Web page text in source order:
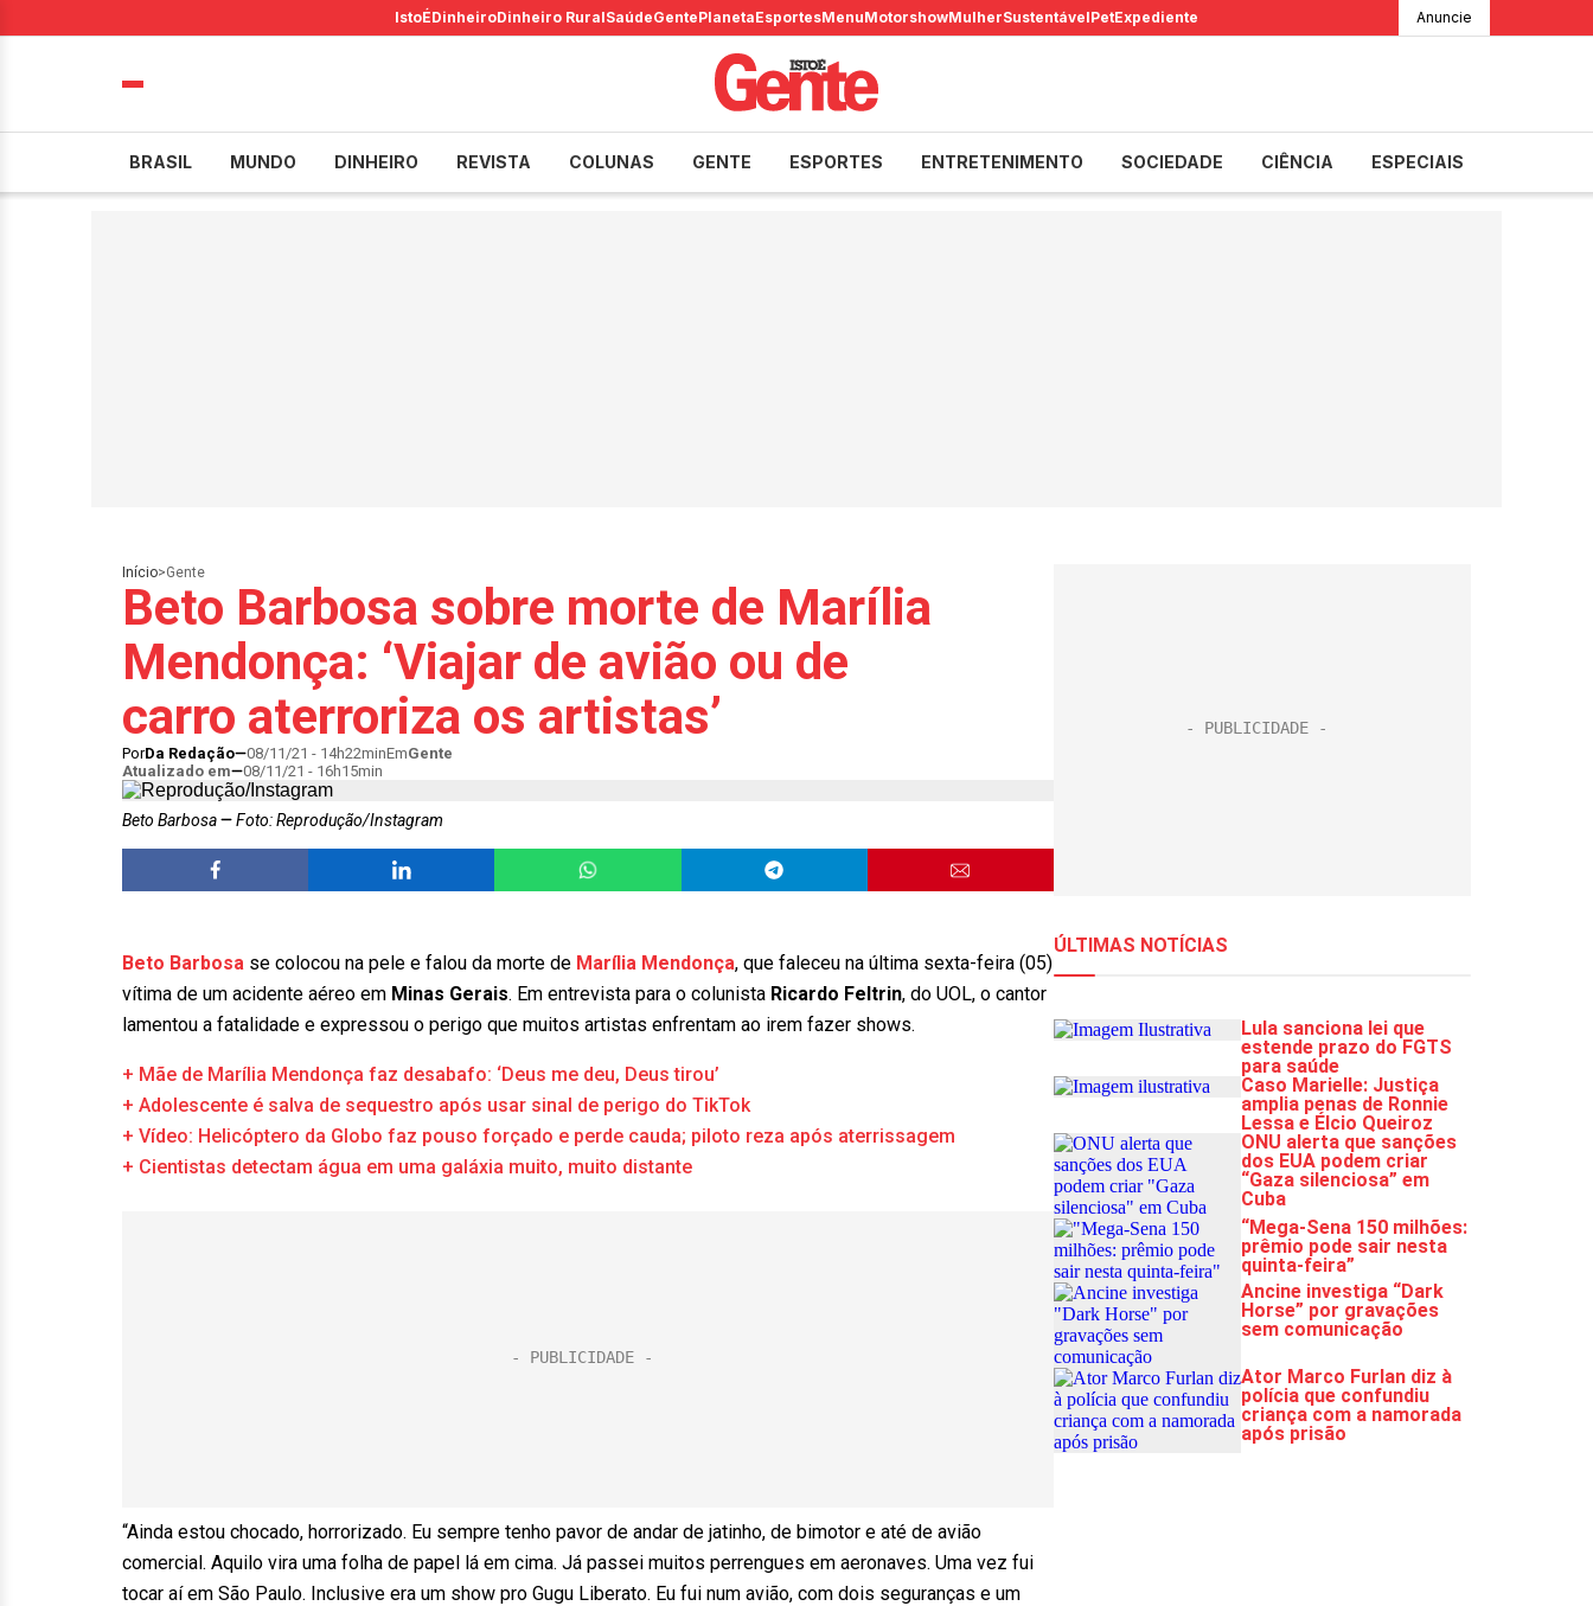
IstoÉDinheiroDinheiro RuralSaúdeGentePlanetaEsportesMenuMotorshowMulherSustentávelPetExpediente Anuncie
BRASIL MUNDO DINHEIRO REVISTA COLUNAS GENTE ESPORTES ENTRETENIMENTO SOCIEDADE CIÊNCIA ESPECIAIS
Início>Gente
Beto Barbosa sobre morte de Marília
Mendonça: ‘Viajar de avião ou de
carro aterroriza os artistas’
PorDa Redação 08/11/21 - 14h22minEmGente
Atualizado em
08/11/21 - 16h15min
Beto Barbosa Foto: Reprodução/Instagram
Beto Barbosa se colocou na pele e falou da morte de Marília Mendonça, que faleceu na última sexta-feira (05)
vítima de um acidente aéreo em Minas Gerais. Em entrevista para o colunista Ricardo Feltrin, do UOL, o cantor
lamentou a fatalidade e expressou o perigo que muitos artistas enfrentam ao irem fazer shows.
+ Mãe de Marília Mendonça faz desabafo: ‘Deus me deu, Deus tirou’
+ Adolescente é salva de sequestro após usar sinal de perigo do TikTok
+ Vídeo: Helicóptero da Globo faz pouso forçado e perde cauda; piloto reza após aterrissagem
+ Cientistas detectam água em uma galáxia muito, muito distante
“Ainda estou chocado, horrorizado. Eu sempre tenho pavor de andar de jatinho, de bimotor e até de avião
comercial. Aquilo vira uma folha de papel lá em cima. Já passei muitos perrengues em aeronaves. Uma vez fui
tocar aí em São Paulo. Inclusive era um show pro Gugu Liberato. Eu fui num avião, com dois seguranças e um